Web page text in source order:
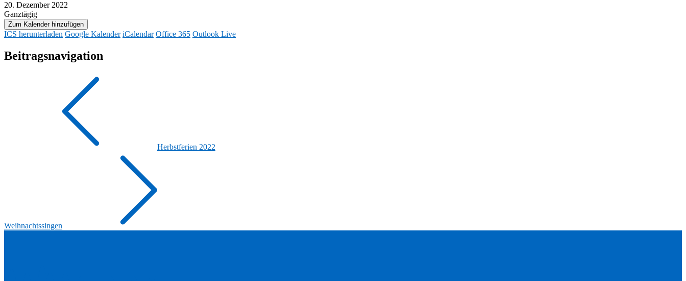
20. Dezember 2022
Ganztägig
Zum Kalender hinzufügen
ICS herunterladen Google Kalender iCalendar Office 365 Outlook Live
Beitragsnavigation
Herbstferien 2022
Weihnachtssingen